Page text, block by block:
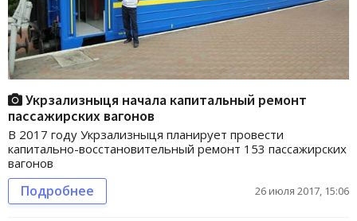
Укрзализныця начала капитальный ремонт
пассажирских вагонов
В 2017 году Укрзализныця планирует провести
капитально-восстановительный ремонт 153 пассажирских
вагонов
Подробнее 26 июля 2017, 15:06